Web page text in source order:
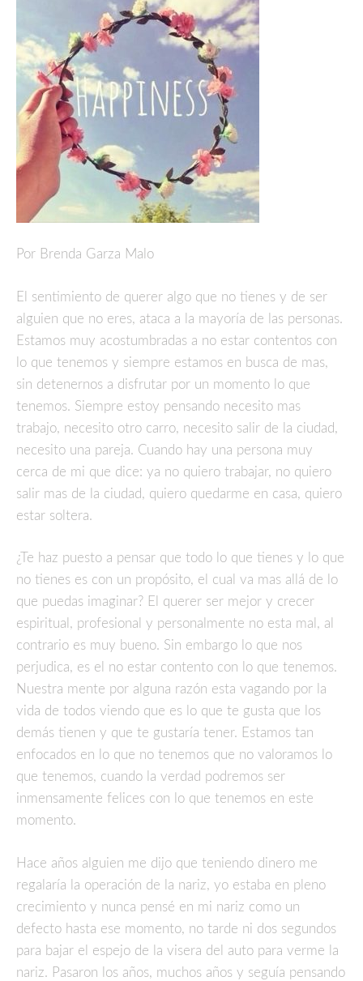
Por Brenda Garza Malo
El sentimiento de querer algo que no tienes y de ser
alguien que no eres, ataca a la mayoría de las personas.
Estamos muy acostumbradas a no estar contentos con
lo que tenemos y siempre estamos en busca de mas,
sin detenernos a disfrutar por un momento lo que
tenemos. Siempre estoy pensando necesito mas
trabajo, necesito otro carro, necesito salir de la ciudad,
necesito una pareja. Cuando hay una persona muy
cerca de mi que dice: ya no quiero trabajar, no quiero
salir mas de la ciudad, quiero quedarme en casa, quiero
estar soltera.
¿Te haz puesto a pensar que todo lo que tienes y lo que
no tienes es con un propósito, el cual va mas allá de lo
que puedas imaginar? El querer ser mejor y crecer
espiritual, profesional y personalmente no esta mal, al
contrario es muy bueno. Sin embargo lo que nos
perjudica, es el no estar contento con lo que tenemos.
Nuestra mente por alguna razón esta vagando por la
vida de todos viendo que es lo que te gusta que los
demás tienen y que te gustaría tener. Estamos tan
enfocados en lo que no tenemos que no valoramos lo
que tenemos, cuando la verdad podremos ser
inmensamente felices con lo que tenemos en este
momento.
Hace años alguien me dijo que teniendo dinero me
regalaría la operación de la nariz, yo estaba en pleno
crecimiento y nunca pensé en mi nariz como un
defecto hasta ese momento, no tarde ni dos segundos
para bajar el espejo de la visera del auto para verme la
nariz. Pasaron los años, muchos años y seguía pensando